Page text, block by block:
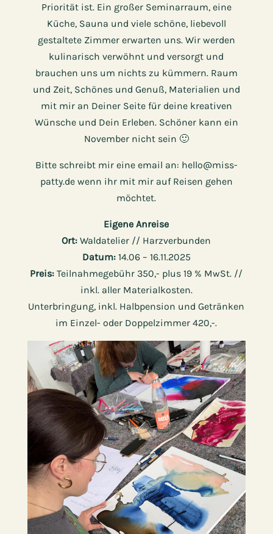
Priorität ist. Ein großer Seminarraum, eine
Küche, Sauna und viele schöne, liebevoll
gestaltete Zimmer erwarten uns. Wir werden
kulinarisch verwöhnt und versorgt und
brauchen uns um nichts zu kümmern. Raum
und Zeit, Schönes und Genuß, Materialien und
mit mir an Deiner Seite für deine kreativen
Wünsche und Dein Erleben. Schöner kann ein
November nicht sein 🙂
Bitte schreibt mir eine email an: hello@miss-
patty.de wenn ihr mit mir auf Reisen gehen
möchtet.
Eigene Anreise
Ort: Waldatelier // Harzverbunden
Datum:14.06 – 16.11.2025
Preis: Teilnahmegebühr 350,- plus 19 % MwSt. //
inkl. aller Materialkosten.
Unterbringung, inkl. Halbpension und Getränken
im Einzel- oder Doppelzimmer 420,-.